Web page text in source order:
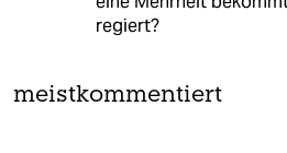
regiert?
meistkommentiert